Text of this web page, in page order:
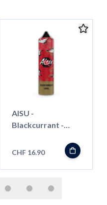
AISU -
Blackcurrant -
CHF 16.90